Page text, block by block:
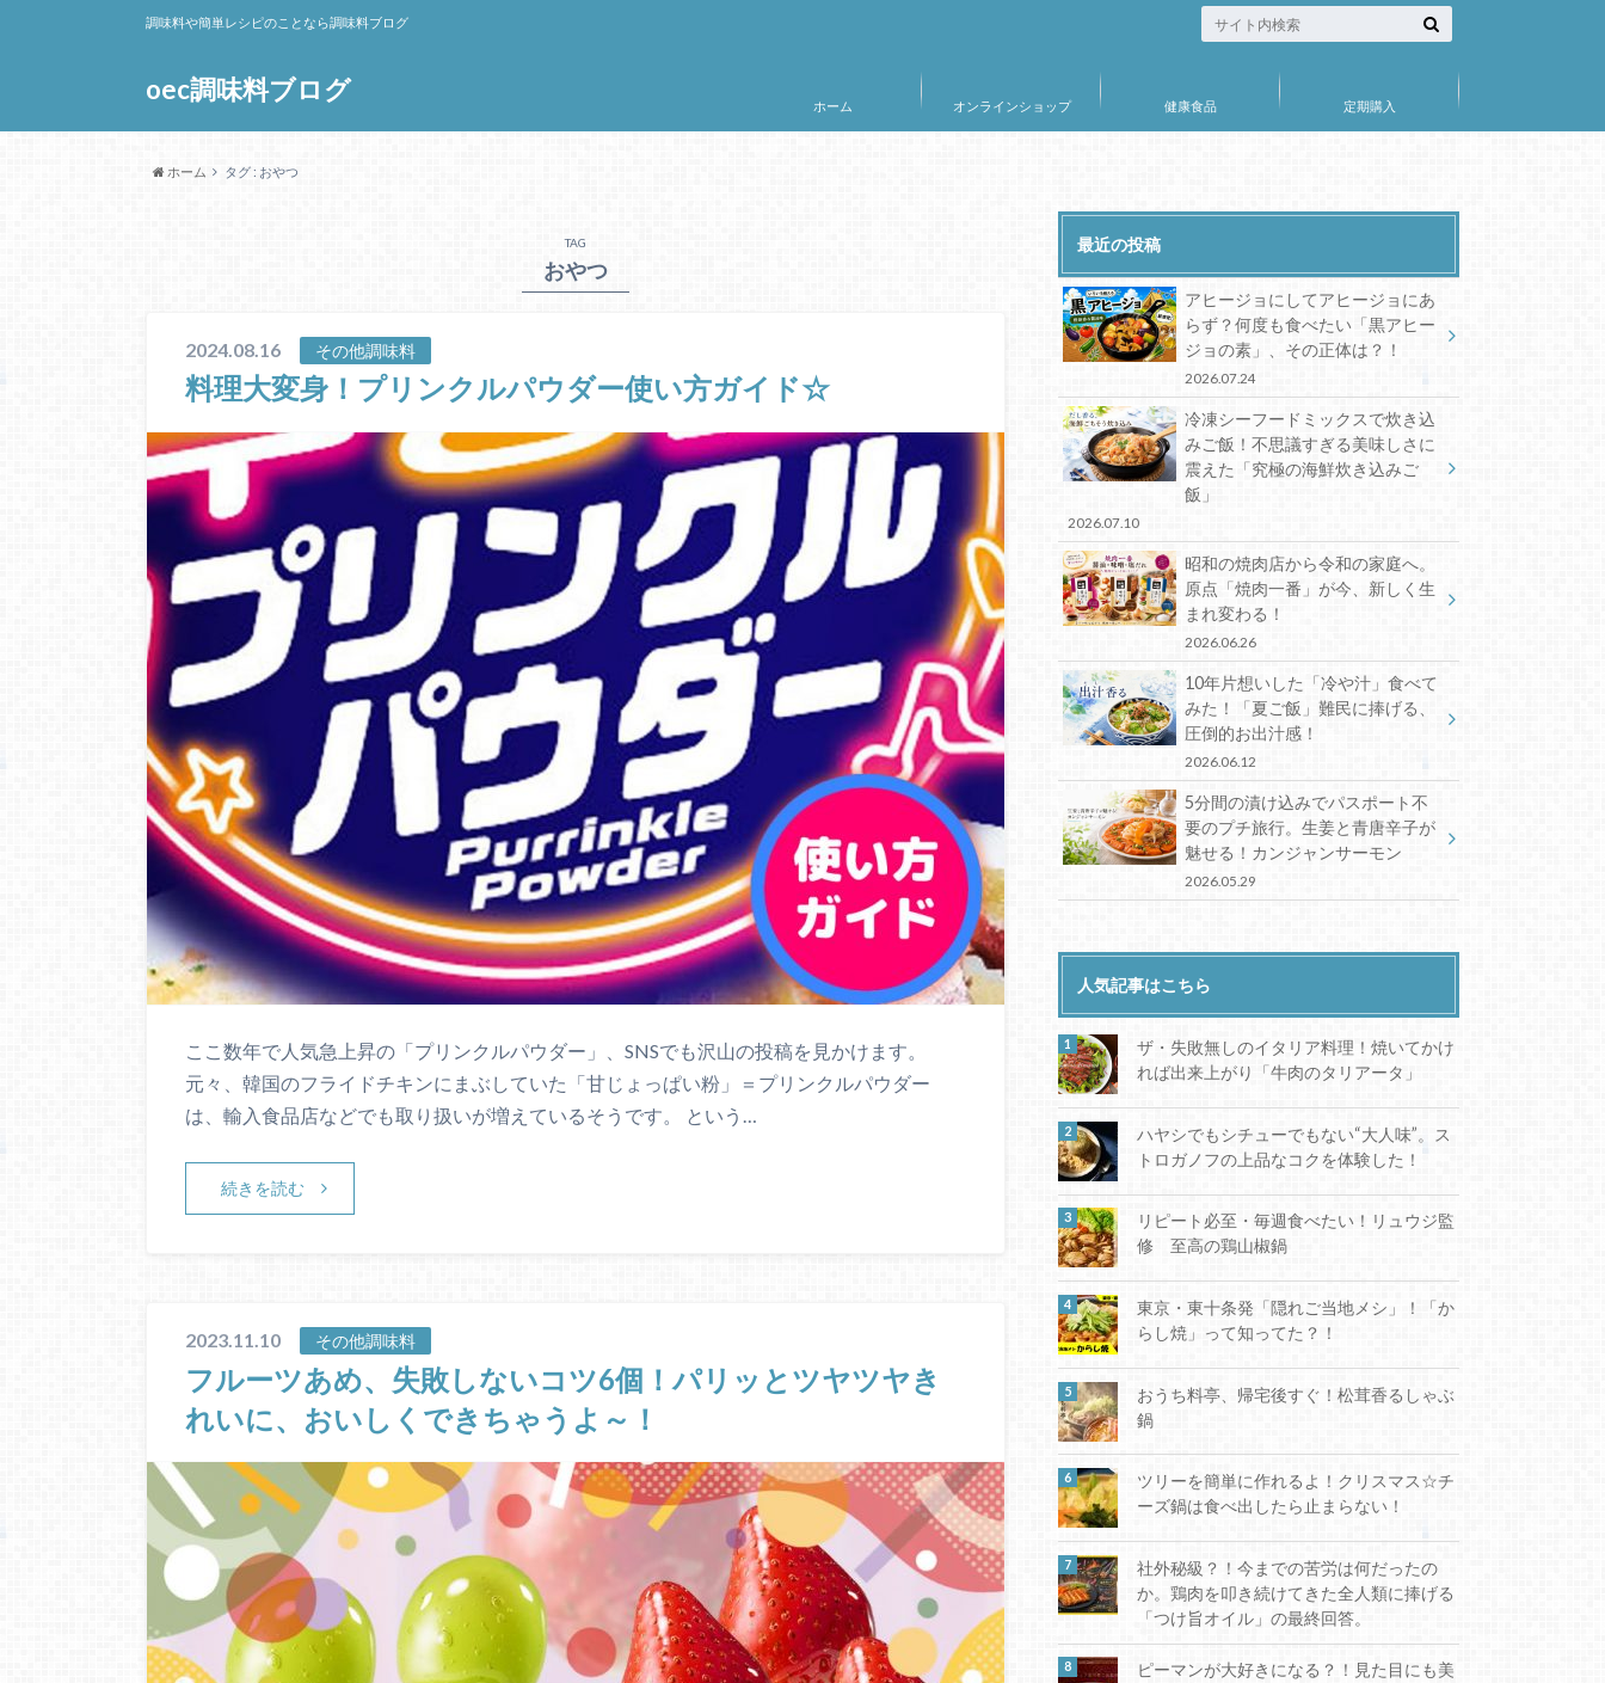
oec調味料ブログ
調味料や簡単レシピのことなら調味料ブログ
ホーム オンラインショップ 健康食品 定期購入
ホーム タグ : おやつ
TAG
おやつ
2024.08.16 その他調味料
料理大変身！プリンクルパウダー使い方ガイド☆
ここ数年で人気急上昇の「プリンクルパウダー」、SNSでも沢山の投稿を見かけます。
元々、韓国のフライドチキンにまぶしていた「甘じょっぱい粉」＝プリンクルパウダー
は、輸入食品店などでも取り扱いが増えているそうです。 という…
続きを読む
2023.11.10 その他調味料
フルーツあめ、失敗しないコツ6個！パリッとツヤツヤき
れいに、おいしくできちゃうよ～！
最近の投稿
アヒージョにしてアヒージョにあ
らず？何度も食べたい「黒アヒー
ジョの素」、その正体は？！
2026.07.24
冷凍シーフードミックスで炊き込
みご飯！不思議すぎる美味しさに
震えた「究極の海鮮炊き込みご
飯」
2026.07.10
昭和の焼肉店から令和の家庭へ。
原点「焼肉一番」が今、新しく生
まれ変わる！
2026.06.26
10年片想いした「冷や汁」食べて
みた！「夏ご飯」難民に捧げる、
圧倒的お出汁感！
2026.06.12
5分間の漬け込みでパスポート不
要のプチ旅行。生姜と青唐辛子が
魅せる！カンジャンサーモン
2026.05.29
人気記事はこちら
ザ・失敗無しのイタリア料理！焼いてかけ
れば出来上がり「牛肉のタリアータ」
ハヤシでもシチューでもない“大人味”。ス
トロガノフの上品なコクを体験した！
リピート必至・毎週食べたい！リュウジ監
修 至高の鶏山椒鍋
東京・東十条発「隠れご当地メシ」！「か
らし焼」って知ってた？！
おうち料亭、帰宅後すぐ！松茸香るしゃぶ
鍋
ツリーを簡単に作れるよ！クリスマス☆チ
ーズ鍋は食べ出したら止まらない！
社外秘級？！今までの苦労は何だったの
か。鶏肉を叩き続けてきた全人類に捧げる
「つけ旨オイル」の最終回答。
ピーマンが大好きになる？！見た目にも美